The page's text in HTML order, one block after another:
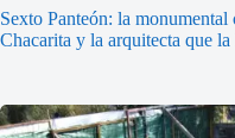
Sexto Panteón: la monumental
Chacarita y la arquitecta que